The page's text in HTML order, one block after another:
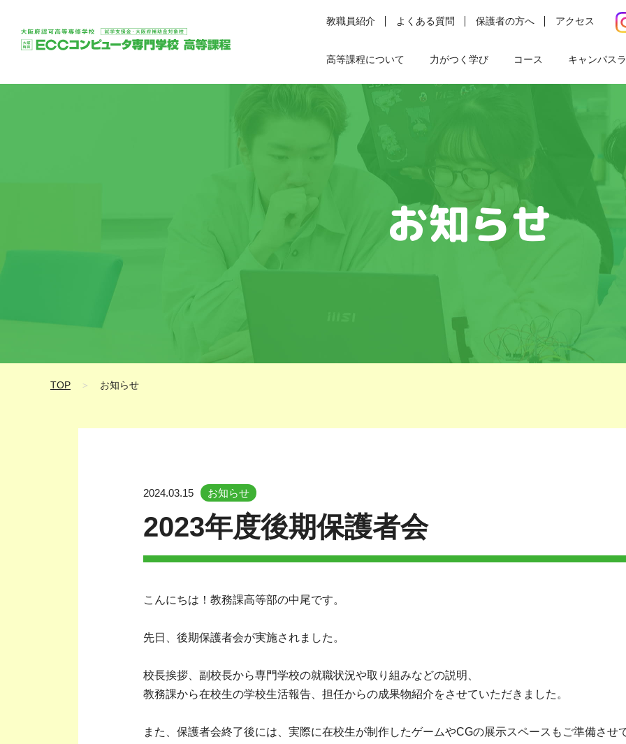
教職員紹介 よくある質問 保護者の方へ アクセス
高等課程について 力がつく学び コース キャンパス
お知らせ
TOP ＞ お知らせ
2024.03.15 お知らせ
2023年度後期保護者会
こんにちは！教務課高等部の中尾です。
先日、後期保護者会が実施されました。
校長挨拶、副校長から専門学校の就職状況や取り組みなどの説明、
教務課から在校生の学校生活報告、担任からの成果物紹介をさせていただきました。
また、保護者会終了後には、実際に在校生が制作したゲームやCGの展示スペースもご準備させ